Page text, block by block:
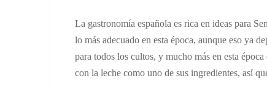
La gastronomía española es rica en ideas para
lo más adecuado en esta época, aunque eso ya
para todos los cultos, y mucho más en esta
con la leche como uno de sus ingredientes, así